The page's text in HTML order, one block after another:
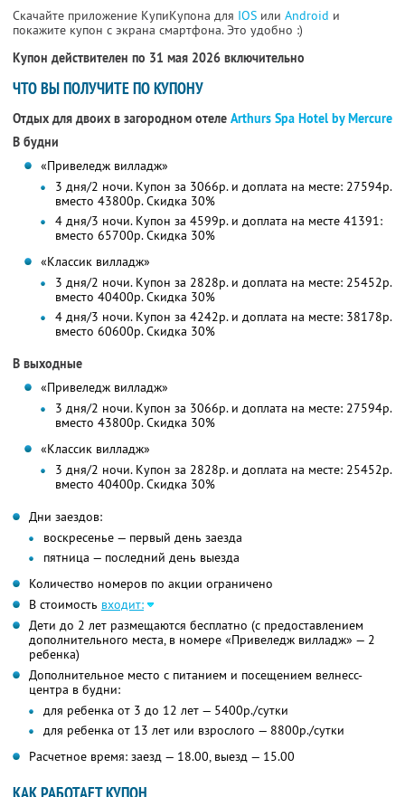
Скачайте приложение КупиКупона для IOS или Android и
покажите купон с экрана смартфона. Это удобно :)
Купон действителен по 31 мая 2026 включительно
ЧТО ВЫ ПОЛУЧИТЕ ПО КУПОНУ
Отдых для двоих в загородном отеле Arthurs Spa Hotel by Mercure
В будни
«Привеледж вилладж»
3 дня/2 ночи. Купон за 3066р. и доплата на месте: 27594р.
вместо 43800р. Скидка 30%
4 дня/3 ночи. Купон за 4599р. и доплата на месте 41391:
вместо 65700р. Скидка 30%
«Классик вилладж»
3 дня/2 ночи. Купон за 2828р. и доплата на месте: 25452р.
вместо 40400р. Скидка 30%
4 дня/3 ночи. Купон за 4242р. и доплата на месте: 38178р.
вместо 60600р. Скидка 30%
В выходные
«Привеледж вилладж»
3 дня/2 ночи. Купон за 3066р. и доплата на месте: 27594р.
вместо 43800р. Скидка 30%
«Классик вилладж»
3 дня/2 ночи. Купон за 2828р. и доплата на месте: 25452р.
вместо 40400р. Скидка 30%
Дни заездов:
воскресенье — первый день заезда
пятница — последний день выезда
Количество номеров по акции ограничено
В стоимость входит:
Дети до 2 лет размещаются бесплатно (с предоставлением
дополнительного места, в номере «Привеледж вилладж» — 2
ребенка)
Дополнительное место с питанием и посещением велнесс-
центра в будни:
для ребенка от 3 до 12 лет — 5400р./сутки
для ребенка от 13 лет или взрослого — 8800р./сутки
Расчетное время: заезд — 18.00, выезд — 15.00